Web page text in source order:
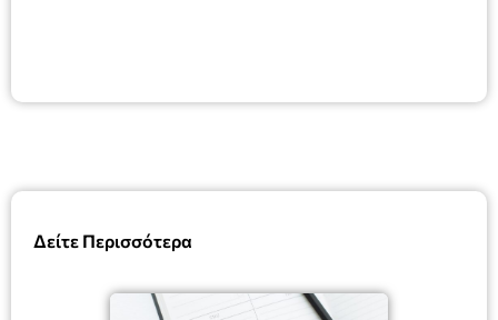
Δείτε Περισσότερα